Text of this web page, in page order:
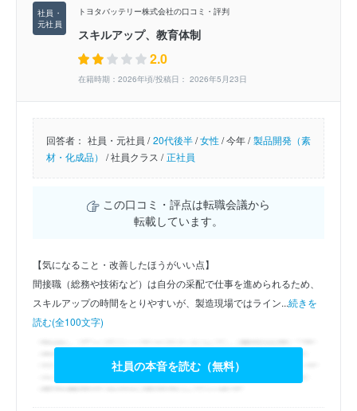
トヨタバッテリー株式会社の口コミ・評判
スキルアップ、教育体制
2.0
在籍時期：2026年頃/投稿日： 2026年5月23日
回答者： 社員・元社員 / 20代後半/女性/今年 / 製品開発（素
材・化成品） /社員クラス / 正社員
この口コミ・評点は転職会議から
転載しています。
【気になること・改善したほうがいい点】
間接職（総務や技術など）は自分の采配で仕事を進められるため、
スキルアップの時間をとりやすいが、製造現場ではライン...続きを
読む(全100文字)
社員の本音を読む（無料）